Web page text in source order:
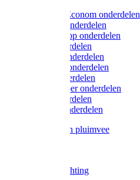
Aesculap/Econom onderdelen
Hauptner onderdelen
Lister/Liscop onderdelen
Eider onderdelen
Heiniger onderdelen
Constanta onderdelen
Moser onderdelen
Farm Clipper onderdelen
Oster onderdelen
TailWell onderdelen
Voerbakken pluimvee
LED verlichting